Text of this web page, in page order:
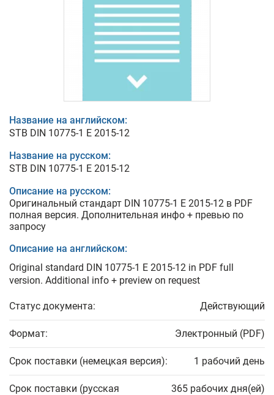
Название на английском:
STB DIN 10775-1 E 2015-12
Название на русском:
STB DIN 10775-1 E 2015-12
Описание на русском:
Оригинальный стандарт DIN 10775-1 E 2015-12 в PDF
полная версия. Дополнительная инфо + превью по
запросу
Описание на английском:
Original standard DIN 10775-1 E 2015-12 in PDF full
version. Additional info + preview on request
Статус документа: Действующий
Формат: Электронный (PDF)
Срок поставки (немецкая версия): 1 рабочий день
Срок поставки (русская
365 рабочих дня(ей)